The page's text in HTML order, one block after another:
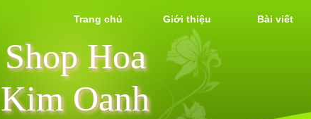
Shop Hoa
Kim Oanh
Trang chủ Giới thiệu Bài viết